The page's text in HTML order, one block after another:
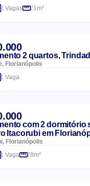
2 Vagas 71m²
2 quartos,
Florianópolis
1 Vaga
com 2 dormitório
Itacorubi em
Florianópolis
1 Vaga 78m²